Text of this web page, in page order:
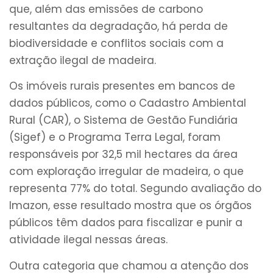
que, além das emissões de carbono
resultantes da degradação, há perda de
biodiversidade e conflitos sociais com a
extração ilegal de madeira.
Os imóveis rurais presentes em bancos de
dados públicos, como o Cadastro Ambiental
Rural (CAR), o Sistema de Gestão Fundiária
(Sigef) e o Programa Terra Legal, foram
responsáveis por 32,5 mil hectares da área
com exploração irregular de madeira, o que
representa 77% do total. Segundo avaliação do
Imazon, esse resultado mostra que os órgãos
públicos têm dados para fiscalizar e punir a
atividade ilegal nessas áreas.
Outra categoria que chamou a atenção dos